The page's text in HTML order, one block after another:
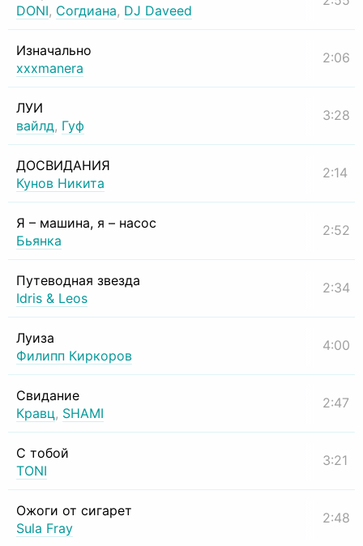
DONI, Согдиана, DJ Daveed
Изначально
xxxmanera
2:06
ЛУИ
вайлд, Гуф
3:28
ДОСВИДАНИЯ
Кунов Никита
2:14
Я – машина, я – насос
Бьянка
2:52
Путеводная звезда
Idris & Leos
2:34
Луиза
Филипп Киркоров
4:00
Свидание
Кравц, SHAMI
2:47
С тобой
TONI
3:21
Ожоги от сигарет
Sula Fray
2:48